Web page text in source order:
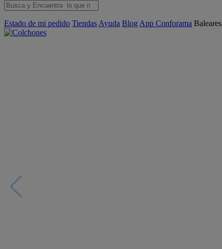
Estado de mi pedido Tiendas Ayuda Blog App Conforama Baleares